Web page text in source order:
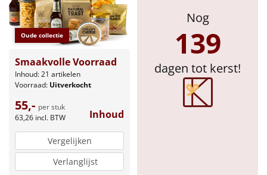
Oude collectie
Smaakvolle Voorraad
Inhoud: 21 artikelen
Voorraad: Uitverkocht
55,- per stuk
63,26 incl. BTW Inhoud
Vergelijken
Verlanglijst
Nog
139
dagen tot kerst!